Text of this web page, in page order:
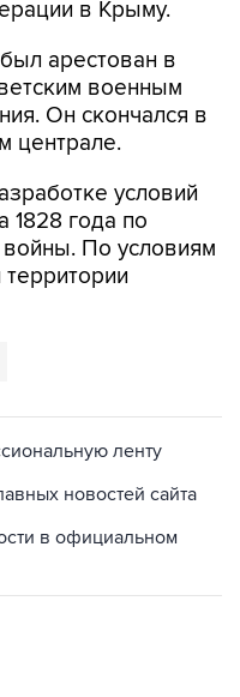
в Крыму.
арестован в
военным
Он скончался в
централе.
условий
1828 года по
войны. По условиям
ленту
новостей сайта
в официальном